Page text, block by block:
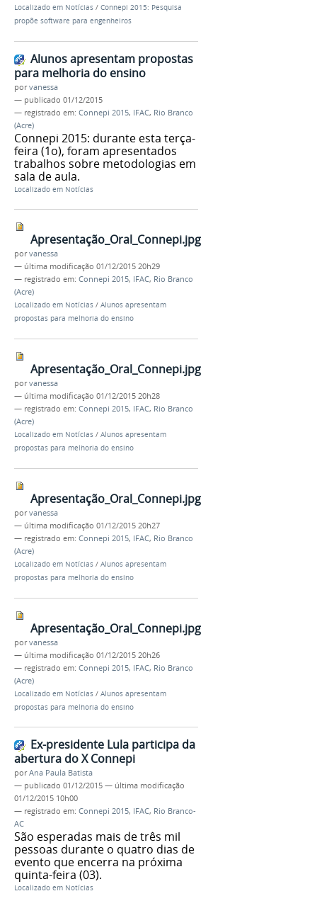
Localizado em Notícias / Connepi 2015: Pesquisa
propõe software para engenheiros
Alunos apresentam propostas
para melhoria do ensino
porvanessa
— publicado 01/12/2015
— registrado em: Connepi 2015, IFAC, Rio Branco
(Acre)
Connepi 2015: durante esta terça-
feira (1o), foram apresentados
trabalhos sobre metodologias em
sala de aula.
Localizado em Notícias
Apresentação_Oral_Connepi.jpg
porvanessa
— última modificação 01/12/2015 20h29
— registrado em: Connepi 2015, IFAC, Rio Branco
(Acre)
Localizado em Notícias / Alunos apresentam
propostas para melhoria do ensino
Apresentação_Oral_Connepi.jpg
porvanessa
— última modificação 01/12/2015 20h28
— registrado em: Connepi 2015, IFAC, Rio Branco
(Acre)
Localizado em Notícias / Alunos apresentam
propostas para melhoria do ensino
Apresentação_Oral_Connepi.jpg
porvanessa
— última modificação 01/12/2015 20h27
— registrado em: Connepi 2015, IFAC, Rio Branco
(Acre)
Localizado em Notícias / Alunos apresentam
propostas para melhoria do ensino
Apresentação_Oral_Connepi.jpg
porvanessa
— última modificação 01/12/2015 20h26
— registrado em: Connepi 2015, IFAC, Rio Branco
(Acre)
Localizado em Notícias / Alunos apresentam
propostas para melhoria do ensino
Ex-presidente Lula participa da
abertura do X Connepi
porAna Paula Batista
— publicado 01/12/2015 — última modificação
01/12/2015 10h00
— registrado em: Connepi 2015, IFAC, Rio Branco-
AC
São esperadas mais de três mil
pessoas durante o quatro dias de
evento que encerra na próxima
quinta-feira (03).
Localizado em Notícias